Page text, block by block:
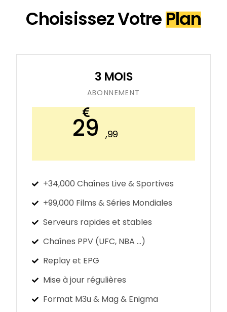
Choisissez VotrePlan
3 MOIS
ABONNEMENT​
29 ,99
+34,000 Chaînes Live & Sportives
+99,000 Films & Séries Mondiales
Serveurs rapides et stables
Chaînes PPV (UFC, NBA ...)
Replay et EPG
Mise à jour régulières
Format M3u & Mag & Enigma